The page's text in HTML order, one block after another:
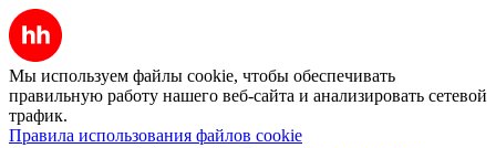
Мы используем файлы cookie, чтобы обеспечивать
правильную работу нашего веб-сайта и анализировать сетевой
трафик.
Правила использования файлов cookie